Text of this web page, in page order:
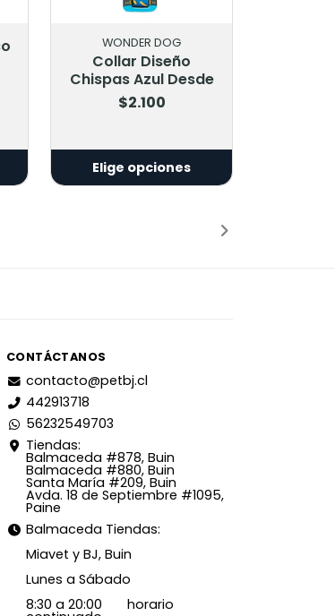
VIRBAC
Hpm Virbac Cat
Senior Neutered 1.5
Kg
Agregar al Carro
CONTÁCTANOS
contacto@petbj.cl
442913718
56232549703
Tiendas:
Balmaceda #878, Buin
Balmaceda #880, Buin
Santa María #209, Buin
Avda. 18 de Septiembre #1095,
Paine
Balmaceda Tiendas:
Miavet y BJ, Buin
Lunes a Sábado
8:30 a 20:00 horario